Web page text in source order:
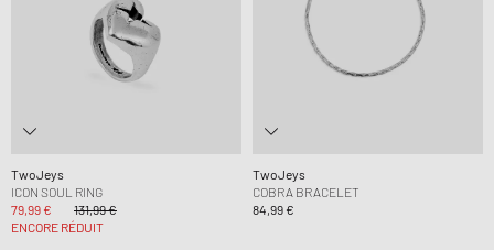
TwoJeys
ICON SOUL RING
79,99 €
131,99 €
ENCORE RÉDUIT
TwoJeys
COBRA BRACELET
84,99 €